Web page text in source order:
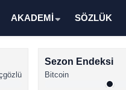
AKADEMİ SÖZLÜK
Sezon Endeksi
Bitcoin